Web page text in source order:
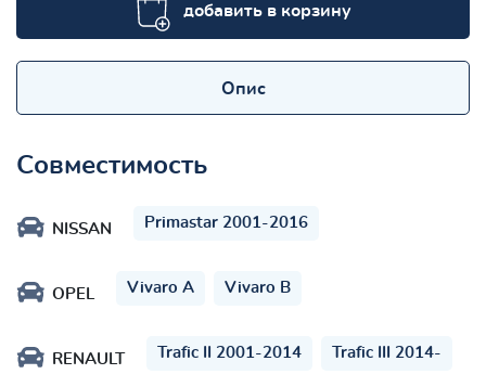
добавить в корзину
Опис
Совместимость
NISSAN Primastar 2001-2016
OPEL Vivaro A Vivaro B
RENAULT Trafic II 2001-2014 Trafic III 2014-